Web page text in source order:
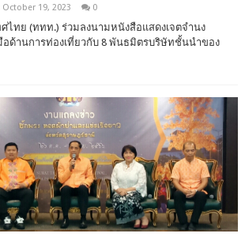
October 19, 2023 0
ศไทย (ททท.) ร่วมลงนามหนังสือแสดงเจตจำนง
อด้านการท่องเที่ยวกับ 8 พันธมิตรบริษัทชั้นนำของ